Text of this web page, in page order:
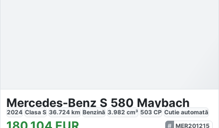
Mercedes-Benz S 580 Maybach
2024 Clasa S 36.724 km Benzină 3.982 cm³ 503 CP Cutie automată
MER201215